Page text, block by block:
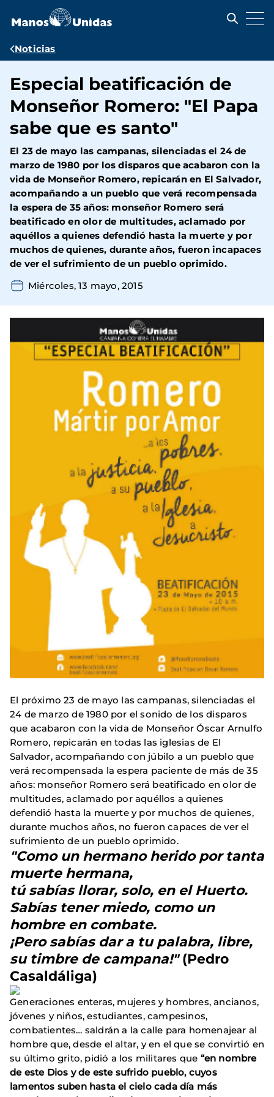
contenido
Ruta
navegación
Noticias
Especial beatificación de
Monseñor Romero: "El Papa
sabe que es santo"
El 23 de mayo las campanas, silenciadas el 24 de
marzo de 1980 por los disparos que acabaron con la
vida de Monseñor Romero, repicarán en El Salvador,
acompañando a un pueblo que verá recompensada
la espera de 35 años: monseñor Romero será
beatificado en olor de multitudes, aclamado por
aquéllos a quienes defendió hasta la muerte y por
muchos de quienes, durante años, fueron incapaces
de ver el sufrimiento de un pueblo oprimido.
Miércoles, 13 mayo, 2015
El próximo 23 de mayo las campanas, silenciadas el
24 de marzo de 1980 por el sonido de los disparos
que acabaron con la vida de Monseñor Óscar Arnulfo
Romero, repicarán en todas las iglesias de El
Salvador, acompañando con júbilo a un pueblo que
verá recompensada la espera paciente de más de 35
años: monseñor Romero será beatificado en olor de
multitudes, aclamado por aquéllos a quienes
defendió hasta la muerte y por muchos de quienes,
durante muchos años, no fueron capaces de ver el
sufrimiento de un pueblo oprimido.
"Como un hermano herido por tanta
muerte hermana,
tú sabías llorar, solo, en el Huerto.
Sabías tener miedo, como un
hombre en combate.
¡Pero sabías dar a tu palabra, libre,
su timbre de campana!"(Pedro
Casaldáliga)
Generaciones enteras, mujeres y hombres, ancianos,
jóvenes y niños, estudiantes, campesinos,
combatientes… saldrán a la calle para homenajear al
hombre que, desde el altar, y en el que se convirtió en
su último grito, pidió a los militares que “en nombre
de este Dios y de este sufrido pueblo, cuyos
lamentos suben hasta el cielo cada día más